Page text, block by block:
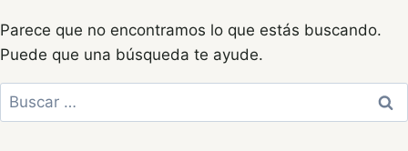
Parece que no encontramos lo que estás buscando.
Puede que una búsqueda te ayude.
Buscar: